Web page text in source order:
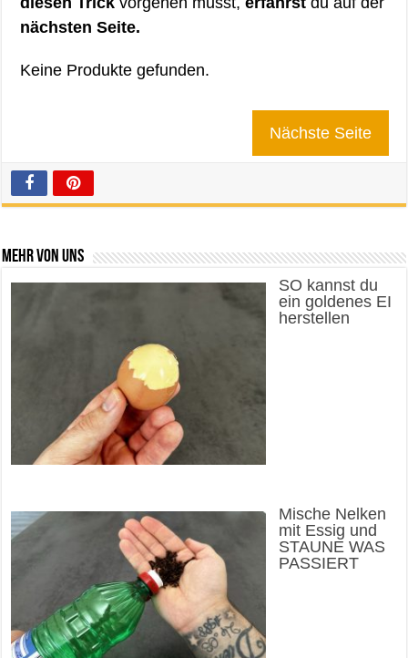
nächsten Seite.
Keine Produkte gefunden.
Nächste Seite
Mehr von uns
SO kannst du
ein goldenes EI
herstellen
Mische Nelken
mit Essig und
STAUNE WAS
PASSIERT